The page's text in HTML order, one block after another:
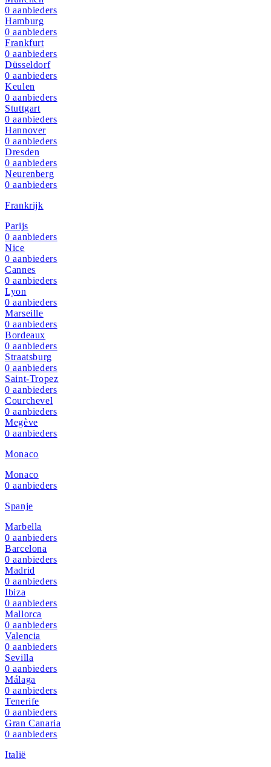
0 aanbieders
Hamburg
0 aanbieders
Frankfurt
0 aanbieders
Düsseldorf
0 aanbieders
Keulen
0 aanbieders
Stuttgart
0 aanbieders
Hannover
0 aanbieders
Dresden
0 aanbieders
Neurenberg
0 aanbieders
Frankrijk
Parijs
0 aanbieders
Nice
0 aanbieders
Cannes
0 aanbieders
Lyon
0 aanbieders
Marseille
0 aanbieders
Bordeaux
0 aanbieders
Straatsburg
0 aanbieders
Saint-Tropez
0 aanbieders
Courchevel
0 aanbieders
Megève
0 aanbieders
Monaco
Monaco
0 aanbieders
Spanje
Marbella
0 aanbieders
Barcelona
0 aanbieders
Madrid
0 aanbieders
Ibiza
0 aanbieders
Mallorca
0 aanbieders
Valencia
0 aanbieders
Sevilla
0 aanbieders
Málaga
0 aanbieders
Tenerife
0 aanbieders
Gran Canaria
0 aanbieders
Italië